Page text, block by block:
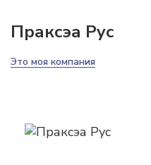
Праксэа Рус
Это моя компания